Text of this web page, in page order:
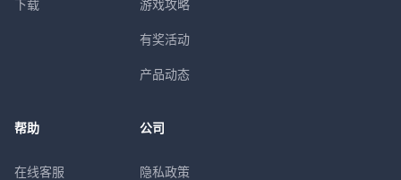
下载 游戏攻略
有奖活动
产品动态
帮助
在线客服
公司
隐私政策